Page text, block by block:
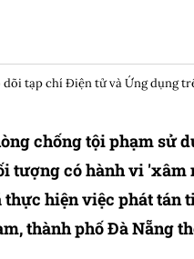
dõi tạp chí Điện tử và Ứng dụng
chống tội phạm sử
tượng có hành vi
hiện việc phát tán
thành phố Đà Nẵng